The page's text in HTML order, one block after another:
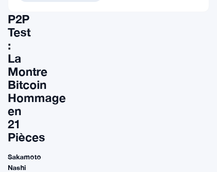
P2P
Test
:
La
Montre
Bitcoin
Hommage
en
21
Pièces
Sakamoto
Nashi